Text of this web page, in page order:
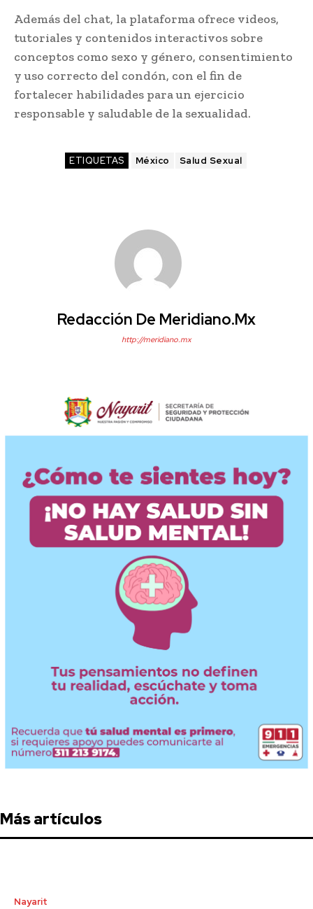
Además del chat, la plataforma ofrece videos,
tutoriales y contenidos interactivos sobre
conceptos como sexo y género, consentimiento
y uso correcto del condón, con el fin de
fortalecer habilidades para un ejercicio
responsable y saludable de la sexualidad.
ETIQUETAS México Salud Sexual
Redacción De Meridiano.mx
http://meridiano.mx
Más artículos
Nayarit